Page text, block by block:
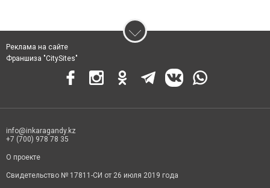
Реклама на сайте
Франшиза "CitySites"
info@inkaragandy.kz
+7 (700) 978 78 35
О проекте
Свидетельство № 17811-СИ от 26 июля 2019 года